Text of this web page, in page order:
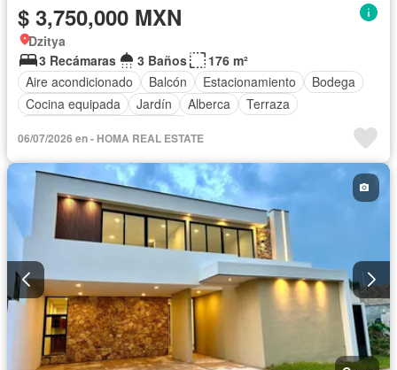
$ 3,750,000 MXN
Dzitya
3 Recámaras
3 Baños
176 m²
Aire acondicionado
Balcón Estacionamiento
Bodega
Cocina equipada
Jardín Alberca
Terraza
06/07/2026 en - HOMA REAL ESTATE